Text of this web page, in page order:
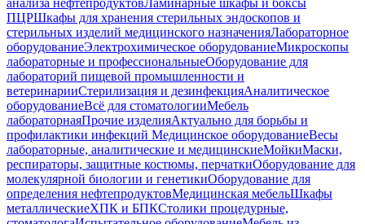
ПЦРШкафы для хранения стерильных эндоскопов и
стерильных изделий медицинского назначенияЛабораторное
оборудованиеЭлектрохимическое оборудованиеМикроскопы
лабораторные и профессиональныеОборудование для
лабораторий пищевой промышленности и
ветеринарииСтерилизация и дезинфекцияАналитическое
оборудованиеВсё для стоматологииМебель
лабораторнаяПрочие изделияАктуально для борьбы и
профилактики инфекций Медицинское оборудованиеВесы
лабораторные, аналитические и медицинскиеМойкиМаски,
респираторы, защитные костюмы, перчаткиОборудование для
молекулярной биологии и генетикиОборудование для
определения нефтепродуктовМедицинская мебельШкафы
металлическиеХПК и БПКСтолики процедурные,